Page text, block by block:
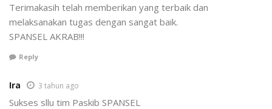
Terimakasih telah memberikan yang terbaik dan
melaksanakan tugas dengan sangat baik.
SPANSEL AKRAB!!!
Reply
Ira 3 tahun ago
Sukses sllu tim Paskib SPANSEL